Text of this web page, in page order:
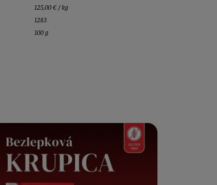
125,00 € / kg
1283
100 g